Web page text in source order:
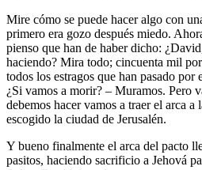
Mire cómo se puede hacer algo con
primero era gozo después miedo.
pienso que han de haber dicho:
haciendo? Mira todo; cincuenta mil
todos los estragos que han pasado por
¿Si vamos a morir? – Muramos. Pero
debemos hacer vamos a traer el arca a
escogido la ciudad de Jerusalén.
Y bueno finalmente el arca del pacto
pasitos, haciendo sacrificio a Jehová